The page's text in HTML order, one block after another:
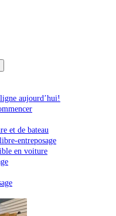
aujourd’hui!
et de bateau
entreposage
en voiture